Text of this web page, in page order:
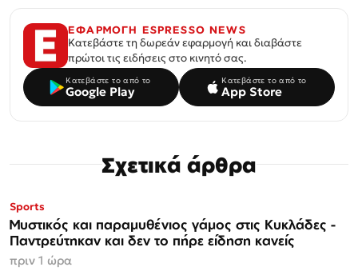
ΕΦΑΡΜΟΓΗ ESPRESSO NEWS
Κατεβάστε τη δωρεάν εφαρμογή και διαβάστε
πρώτοι τις ειδήσεις στο κινητό σας.
Κατεβάστε το από το
Google Play
Κατεβάστε το από το
App Store
Σχετικά άρθρα
Sports
Μυστικός και παραμυθένιος γάμος στις Κυκλάδες -
Παντρεύτηκαν και δεν το πήρε είδηση κανείς
πριν 1 ώρα